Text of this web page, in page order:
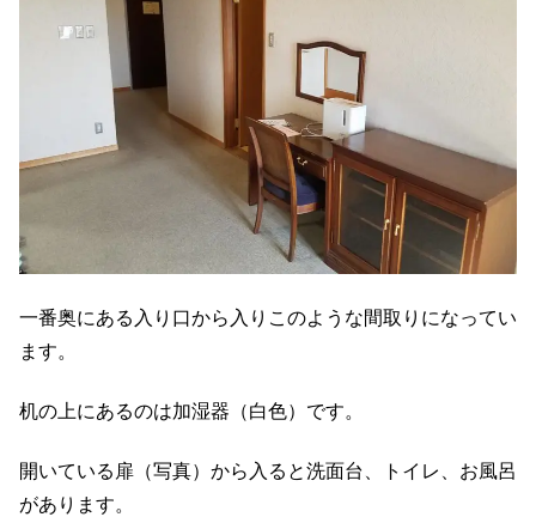
一番奥にある入り口から入りこのような間取りになってい
ます。
机の上にあるのは加湿器（白色）です。
開いている扉（写真）から入ると洗面台、トイレ、お風呂
があります。